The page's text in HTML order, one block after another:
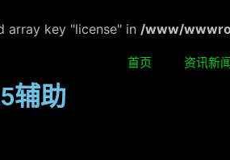
array key "license" in /www/
辅助
首页 资讯新闻